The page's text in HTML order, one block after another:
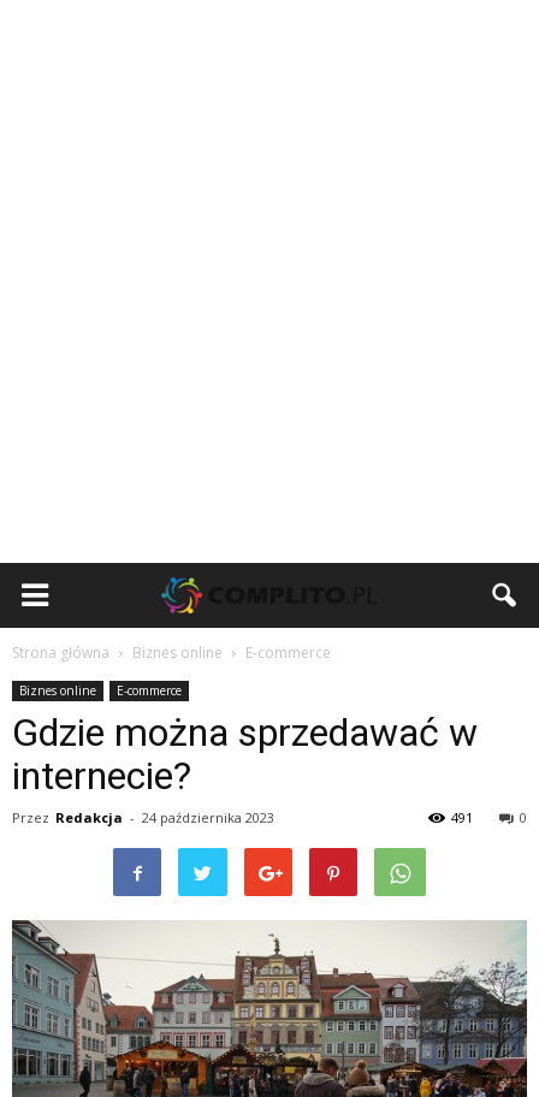
Strona główna Biznes online E-commerce
Biznes online E-commerce
Gdzie można sprzedawać w
internecie?
Przez Redakcja - 24 października 2023 0
491